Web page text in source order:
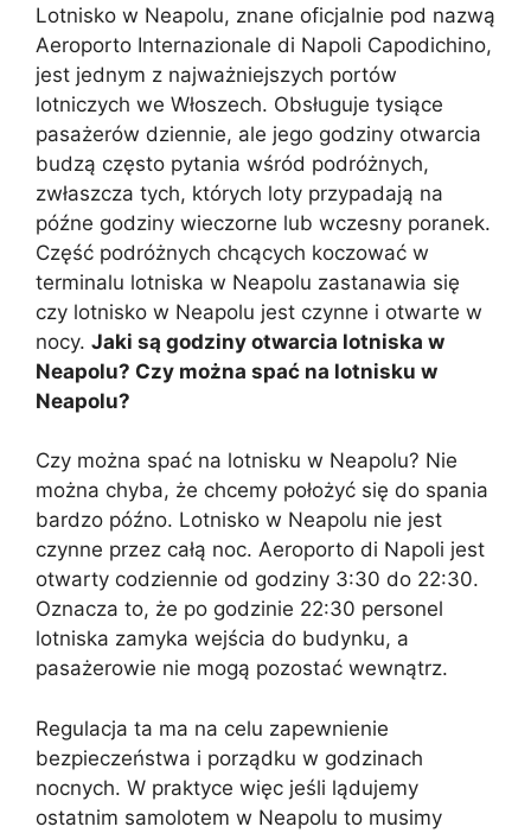
Lotnisko w Neapolu, znane oficjalnie pod nazwą
Aeroporto Internazionale di Napoli Capodichino,
jest jednym z najważniejszych portów
lotniczych we Włoszech. Obsługuje tysiące
pasażerów dziennie, ale jego godziny otwarcia
budzą często pytania wśród podróżnych,
zwłaszcza tych, których loty przypadają na
późne godziny wieczorne lub wczesny poranek.
Część podróżnych chcących koczować w
terminalu lotniska w Neapolu zastanawia się
czy lotnisko w Neapolu jest czynne i otwarte w
nocy. Jaki są godziny otwarcia lotniska w
Neapolu? Czy można spać na lotnisku w
Neapolu?
Czy można spać na lotnisku w Neapolu? Nie
można chyba, że chcemy położyć się do spania
bardzo późno. Lotnisko w Neapolu nie jest
czynne przez całą noc. Aeroporto di Napoli jest
otwarty codziennie od godziny 3:30 do 22:30.
Oznacza to, że po godzinie 22:30 personel
lotniska zamyka wejścia do budynku, a
pasażerowie nie mogą pozostać wewnątrz.
Regulacja ta ma na celu zapewnienie
bezpieczeństwa i porządku w godzinach
nocnych. W praktyce więc jeśli lądujemy
ostatnim samolotem w Neapolu to musimy